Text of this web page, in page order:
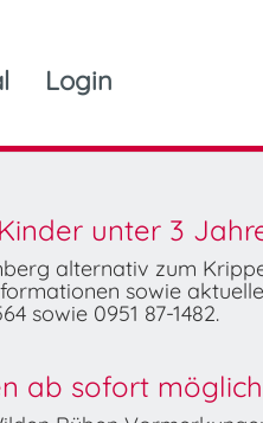
Login
unter 3
alternativ zum
sowie
sowie 0951 87-1482.
ab sofort